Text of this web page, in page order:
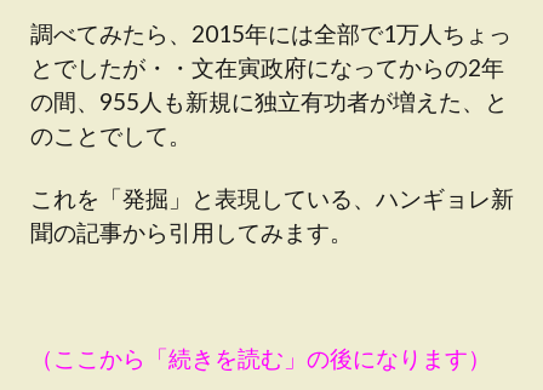
調べてみたら、2015年には全部で1万人ちょっ
とでしたが・・文在寅政府になってからの2年
の間、955人も新規に独立有功者が増えた、と
のことでして。
これを「発掘」と表現している、ハンギョレ新
聞の記事から引用してみます。
（ここから「続きを読む」の後になります）